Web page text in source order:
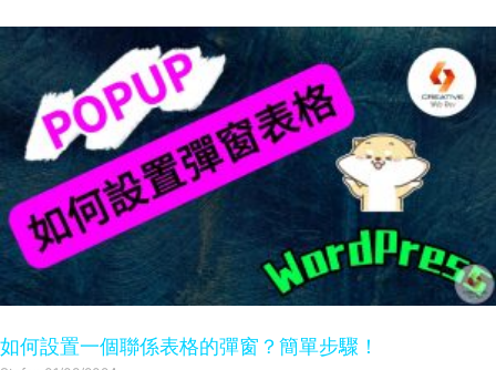
如何設置一個聯係表格的彈窗？簡單步驟！